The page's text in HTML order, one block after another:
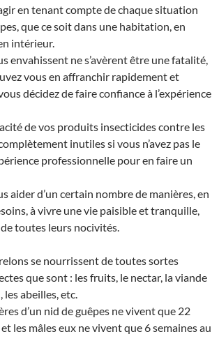
en tenant compte de chaque situation
que ce soit dans une habitation, en
intérieur.
envahissent ne s’avèrent être une fatalité,
vous en affranchir rapidement et
décidez de faire confiance à l’expérience
de vos produits insecticides contre les
inutiles si vous n’avez pas le
professionnelle pour en faire un
aider d’un certain nombre de manières, en
à vivre une vie paisible et tranquille,
toutes leurs nocivités.
se nourrissent de toutes sortes
que sont : les fruits, le nectar, la viande
les abeilles, etc.
d’un nid de guêpes ne vivent que 22
les mâles eux ne vivent que 6 semaines au